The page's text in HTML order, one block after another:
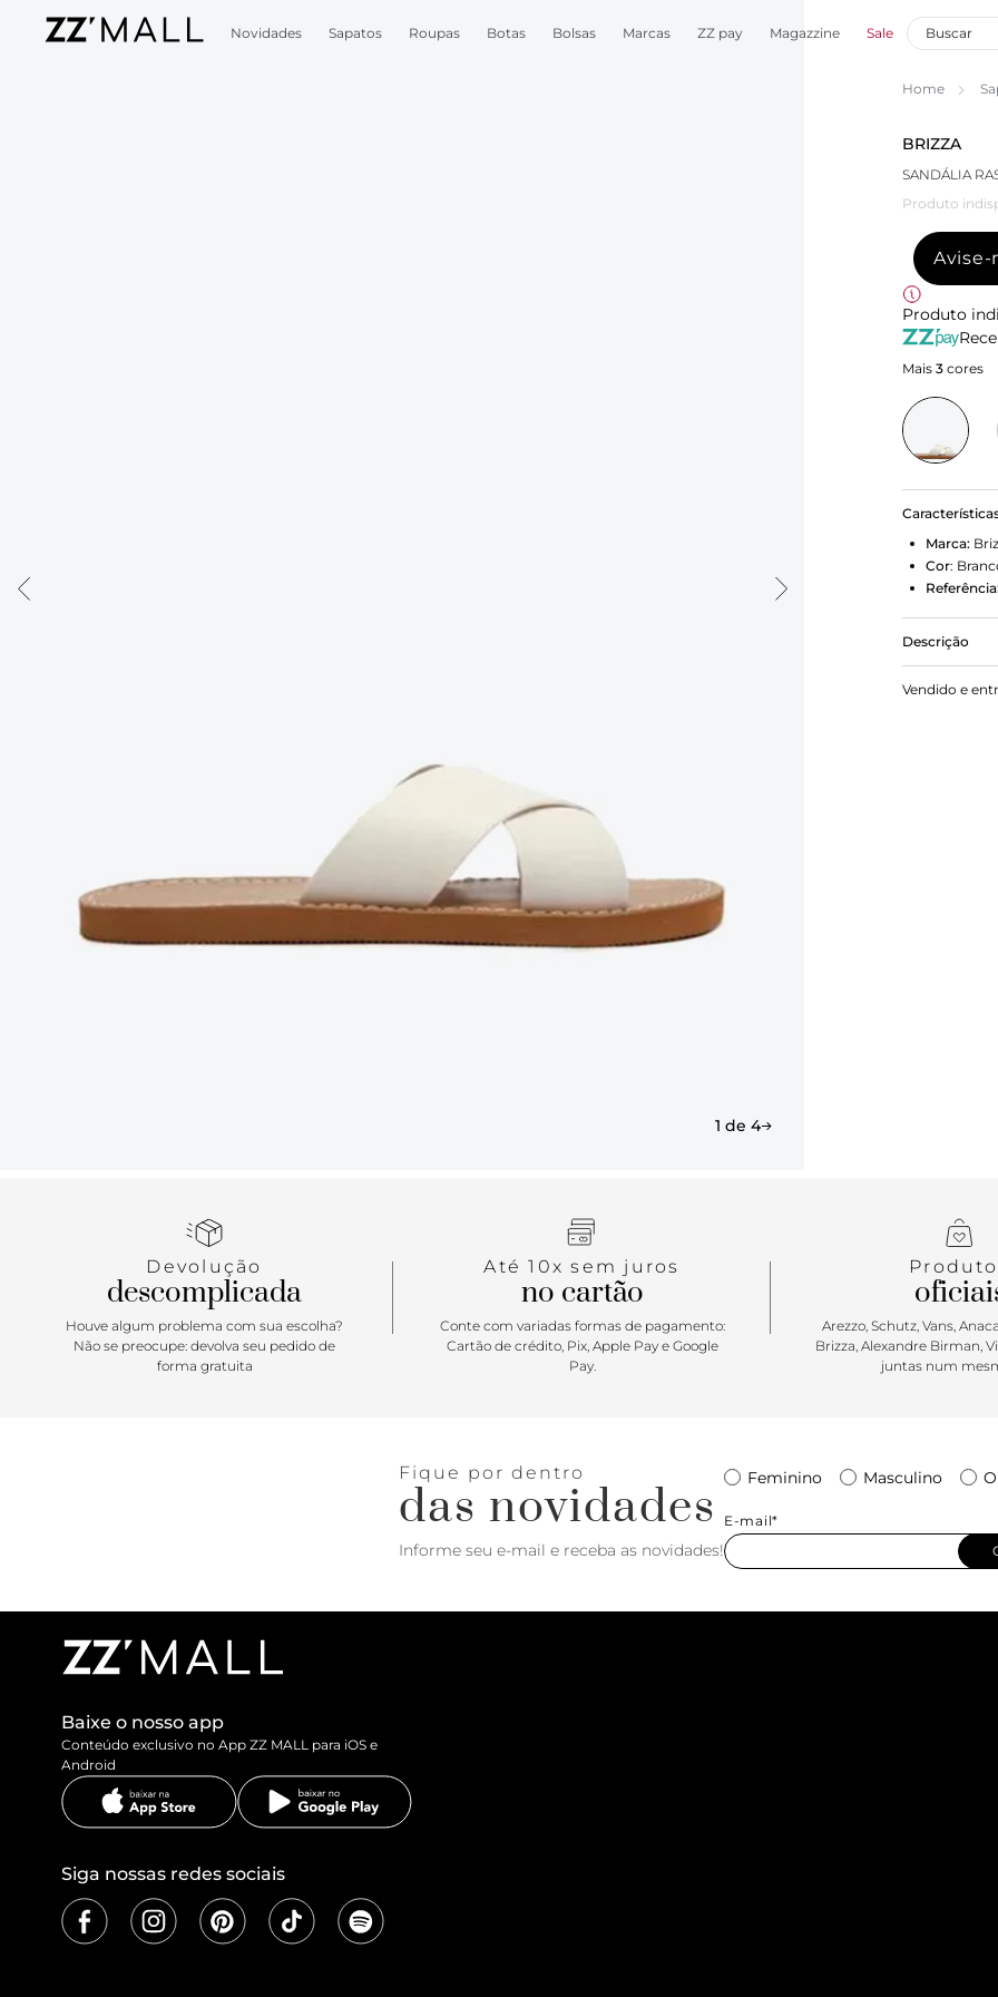
Novidades Sapatos Roupas Botas Bolsas Marcas ZZ pay Magazzine Sale
1 de 4
Home
BRIZZA
SANDÁLIA
Produto
Avise-
Produto
Mais 3 cores
Marca:
Cor:
Referência:
Descrição
Sandália
largas e
Vendido e
Devolução
descomplicada
Houve algum problema com sua escolha?
Não se preocupe: devolva seu pedido de
forma gratuita
Até 10x sem juros
no cartão
Conte com variadas formas de pagamento:
Cartão de crédito, Pix, Apple Pay e Google
Pay.
Arezzo, Schutz, Vans,
Brizza, Alexandre Birman,
juntas num
Fique por dentro
das novidades
Informe seu e-mail e receba as novidades!
Feminino Masculino
E-mail*
Baixe o nosso app
Conteúdo exclusivo no App ZZ MALL para iOS e
Android
Siga nossas redes sociais